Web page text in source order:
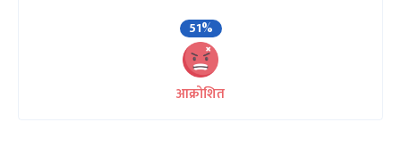
51%
आक्रोशित